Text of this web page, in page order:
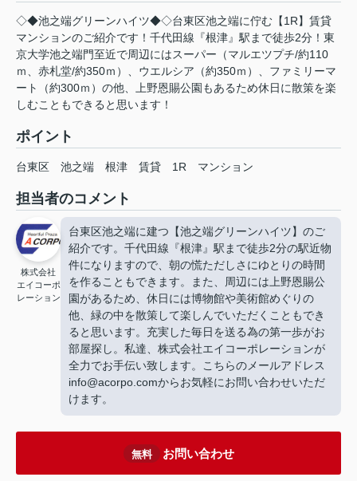
◇◆池之端グリーンハイツ◆◇台東区池之端に佇む【1R】賃貸
マンションのご紹介です！千代田線『根津』駅まで徒歩2分！東
京大学池之端門至近で周辺にはスーパー（マルエツプチ/約110
ｍ、赤札堂/約350ｍ）、ウエルシア（約350ｍ）、ファミリーマ
ート（約300ｍ）の他、上野恩賜公園もあるため休日に散策を楽
しむこともできると思います！
ポイント
台東区 池之端 根津 賃貸 1R マンション
担当者のコメント
株式会社
エイコーポ
レーション
台東区池之端に建つ【池之端グリーンハイツ】のご
紹介です。千代田線『根津』駅まで徒歩2分の駅近物
件になりますので、朝の慌ただしさにゆとりの時間
を作ることもできます。また、周辺には上野恩賜公
園があるため、休日には博物館や美術館めぐりの
他、緑の中を散策して楽しんでいただくこともでき
ると思います。充実した毎日を送る為の第一歩がお
部屋探し。私達、株式会社エイコーポレーションが
全力でお手伝い致します。こちらのメールアドレス
info@acorpo.comからお気軽にお問い合わせいただ
けます。
無料 お問い合わせ